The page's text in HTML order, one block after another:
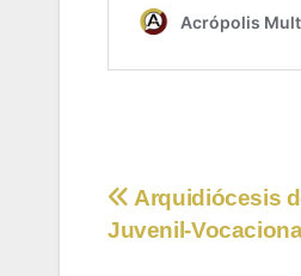
Arquidiócesis
Juvenil-